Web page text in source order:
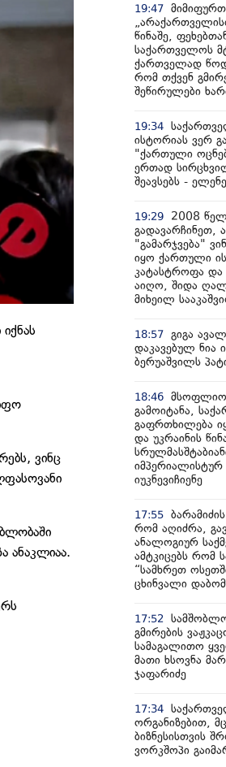
ვინც
ანაკლიაა.
19:47
წინაშე,
საქართველოს
ქართველად
რომ თქვენ
შეწირულები
19:34
ისტორიას ვერ
"ქართული
ერთად
შეავსებს -
19:29
2008
გადავარჩინეთ,
"გამარჯვება"
იყო ქართული
კატასტროფა და
აიღო, შიდა
მიხეილ
18:57 გიგა
დაკავებულ ნია
ბერუაშვილს
18:46
გამოიტანა,
გაფრთხილება
და უკრაინის
იმპერიალისტურ
იუკნევიჩიენე
17:55
რომ აღიძრა,
ანალოგიურ
ამტკიცებს რომ
“სამხრეთ
ცხინვალი
17:52
გმირების
სამაგალითო
მათი ხსოვნა
ჯაფარიძე
17:34
ორგანიზებით,
ბიზნესისთვის
ვორკშოპი